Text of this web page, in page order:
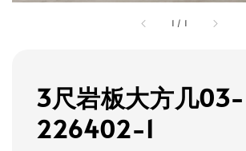
1 / 1
3尺岩板大方几03-
226402-1